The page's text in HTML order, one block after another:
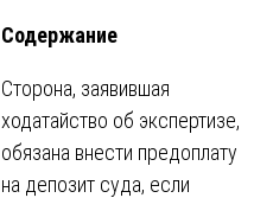
Содержание
Сторона, заявившая
ходатайство об экспертизе,
обязана внести предоплату
на депозит суда, если